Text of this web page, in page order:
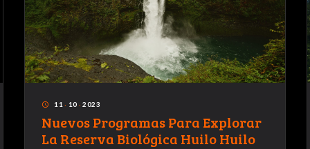
access_time 11 · 10 · 2023
Nuevos Programas Para Explorar
La Reserva Biológica Huilo Huilo